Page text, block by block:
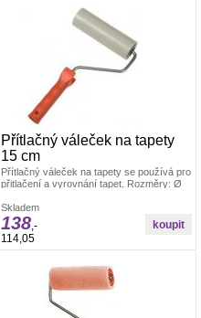
Přítlačný váleček na tapety
15 cm
Přítlačný váleček na tapety se používá pro
přitlačení a vyrovnání tapet. Rozměry: Ø
PUR pěny, umělohmotný držák +
pozinkovaný drát 6/8 mm
Skladem
138,-
114,05